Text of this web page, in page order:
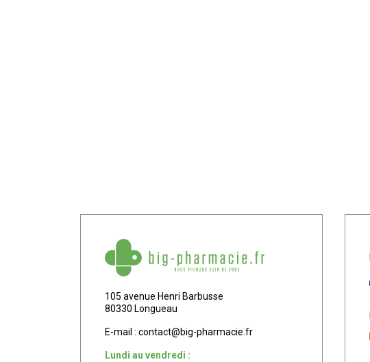
105 avenue Henri Barbusse
80330 Longueau
E-mail : contact@big-pharmacie.fr
Lundi au vendredi :